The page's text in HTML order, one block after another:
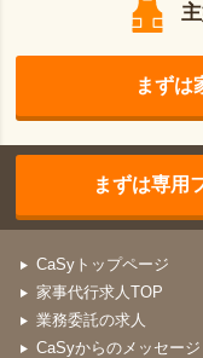
まずは
まずは専用
CaSyトップページ
家事代行求人TOP
業務委託の求人
CaSyからのメッセージ